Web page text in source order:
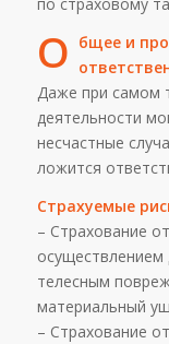
О бщее и
Даже при самом
деятельности
несчастные
ложится
Страхуемые
– Страхование
осуществлением
телесным
материальный
– Страхование